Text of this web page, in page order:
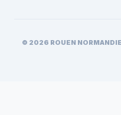
© 2026 ROUEN